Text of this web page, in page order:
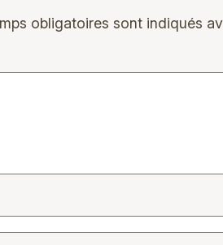
obligatoires sont indiqués